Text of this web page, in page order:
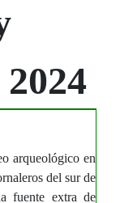
arqueológico en
del sur de
fuente extra de